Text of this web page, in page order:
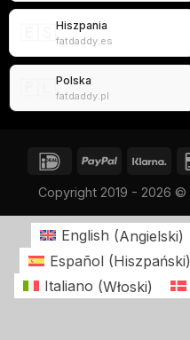
Hiszpania
fatdaddy.es
Polska
fatdaddy.pl
Copyright 2019 - 2026 ©
English (Angielski)
Español (Hiszpański)
Italiano (Włoski)